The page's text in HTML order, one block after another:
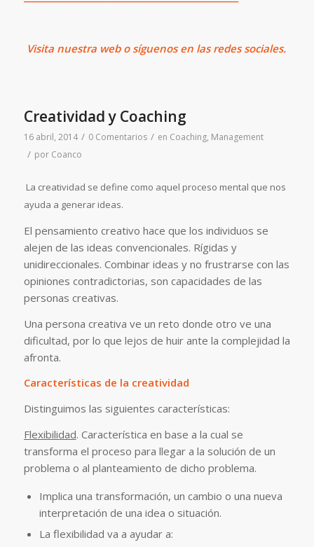
Visitanuestra web o síguenos en las redes sociales.
Creatividad y Coaching
16 abril, 2014 / 0 Comentarios / en Coaching, Management
/ por Coanco
La creatividad se define como aquel proceso mental que nos
ayuda a generar ideas.
El pensamiento creativo hace que los individuos se
alejen de las ideas convencionales. Rígidas y
unidireccionales. Combinar ideas y no frustrarse con las
opiniones contradictorias, son capacidades de las
personas creativas.
Una persona creativa ve un reto donde otro ve una
dificultad, por lo que lejos de huir ante la complejidad la
afronta.
Características de la creatividad
Distinguimos las siguientes características:
Flexibilidad. Característica en base a la cual se
transforma el proceso para llegar a la solución de un
problema o al planteamiento de dicho problema.
Implica una transformación, un cambio o una nueva
interpretación de una idea o situación.
La flexibilidad va a ayudar a: